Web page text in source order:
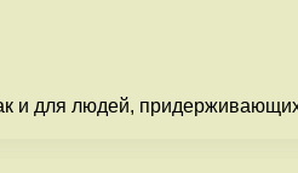
и для людей,